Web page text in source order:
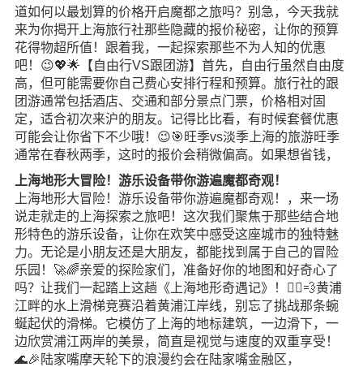
道如何以最划算的价格开启魔都之旅吗？别急，今天我就
来为你揭开上海旅行社那些隐藏的报价秘密，让你的预算
花得物超所值！跟着我，一起探索那些不为人知的优惠
吧！😉💖🌟【自由行VS跟团游】首先，自由行虽然自由度
高，但可能需要你自己费心安排行程和预算。旅行社的跟
团游通常包括酒店、交通和部分景点门票，价格相对固
定，适合初次来沪的朋友。记得比比看，有时候套餐优惠
可能会让你省下不少哦！😉🎯旺季vs淡季上海的旅游旺季
通常在春秋两季，这时的报价会稍微偏高。如果想省钱，
上海地形大冒险！游乐设备带你游遍魔都奇观！
上海地形大冒险！游乐设备带你游遍魔都奇观！，来一场
说走就走的上海探索之旅吧！这次我们聚焦于那些结合地
形特色的游乐设备，让你在欢笑中感受这座城市的独特魅
力。无论是小朋友还是大朋友，都能找到属于自己的冒险
乐园！🚀🌈亲爱的探险家们，准备好你的地图和好奇心了
吗？让我们一起踏上这趟《上海地形奇遇记》！🏃‍♀️💨黄浦
江畔的水上滑梯竞赛沿着黄浦江岸线，别忘了挑战那条蜿
蜒起伏的滑梯。它模仿了上海的地标建筑，一边滑下，一
边欣赏浦江两岸的美景，简直是视觉与速度的双重享受！
🌊🎉陆家嘴摩天轮下的浪漫约会在陆家嘴金融区，